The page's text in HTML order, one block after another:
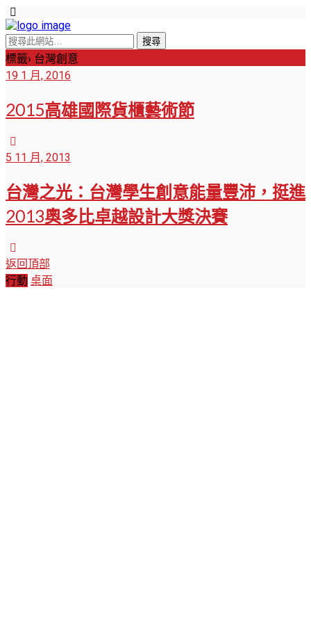
標籤› 台灣創意
19 1 月, 2016
2015高雄國際貨櫃藝術節
5 11 月, 2013
台灣之光：台灣學生創意能量豐沛，挺進
2013奧多比卓越設計大獎決賽
返回頂部
行動 桌面